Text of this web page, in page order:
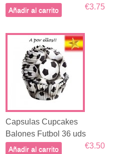
€3.75
Añadir al carrito
Capsulas Cupcakes
Balones Futbol 36 uds
€3.50
Añadir al carrito